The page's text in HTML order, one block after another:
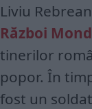
Liviu
Război
tinerilor
popor. În
fost un